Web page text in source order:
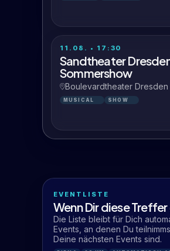
11.08. • 17:30
Sandtheater
Sommershow
Boulevardtheater Dresden
MUSICAL SHOW
EVENTLISTE
Wenn Dir diese
Die Liste bleibt für Dich
Events, an denen Du
Deine nächsten Events sind.